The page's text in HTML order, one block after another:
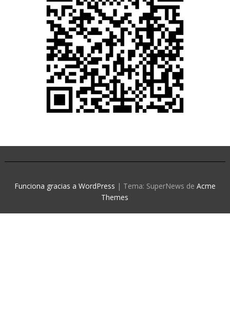
Funciona gracias a WordPress | Tema: SuperNews de Acme
Themes